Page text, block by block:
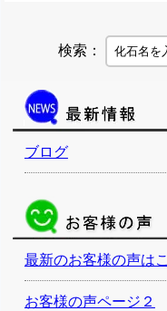
検索：
ブログ
最新のお客様の声は
お客様の声ページ２